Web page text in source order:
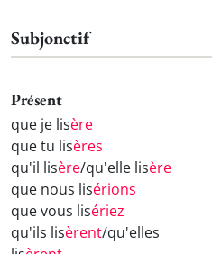
Subjonctif
Présent
que je lisère
que tu lisères
qu'il lisère/qu'elle lisère
que nous lisérions
que vous lisériez
qu'ils lisèrent/qu'elles